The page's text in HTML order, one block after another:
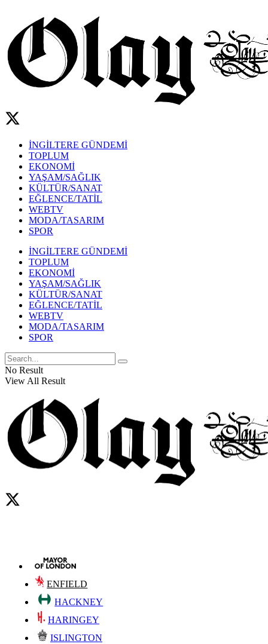
İNGİLTERE GÜNDEMİ
TOPLUM
EKONOMİ
YAŞAM/SAĞLIK
KÜLTÜR/SANAT
EĞLENCE/TATİL
WEBTV
MODA/TASARIM
SPOR
İNGİLTERE GÜNDEMİ
TOPLUM
EKONOMİ
YAŞAM/SAĞLIK
KÜLTÜR/SANAT
EĞLENCE/TATİL
WEBTV
MODA/TASARIM
SPOR
No Result
View All Result
ENFIELD
HACKNEY
HARINGEY
ISLINGTON